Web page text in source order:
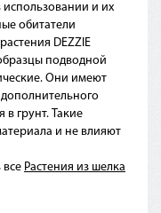
и их
обитатели
DEZZIE
подводной
Они имеют
в грунт. Такие
и не влияют
все Растения из шелка